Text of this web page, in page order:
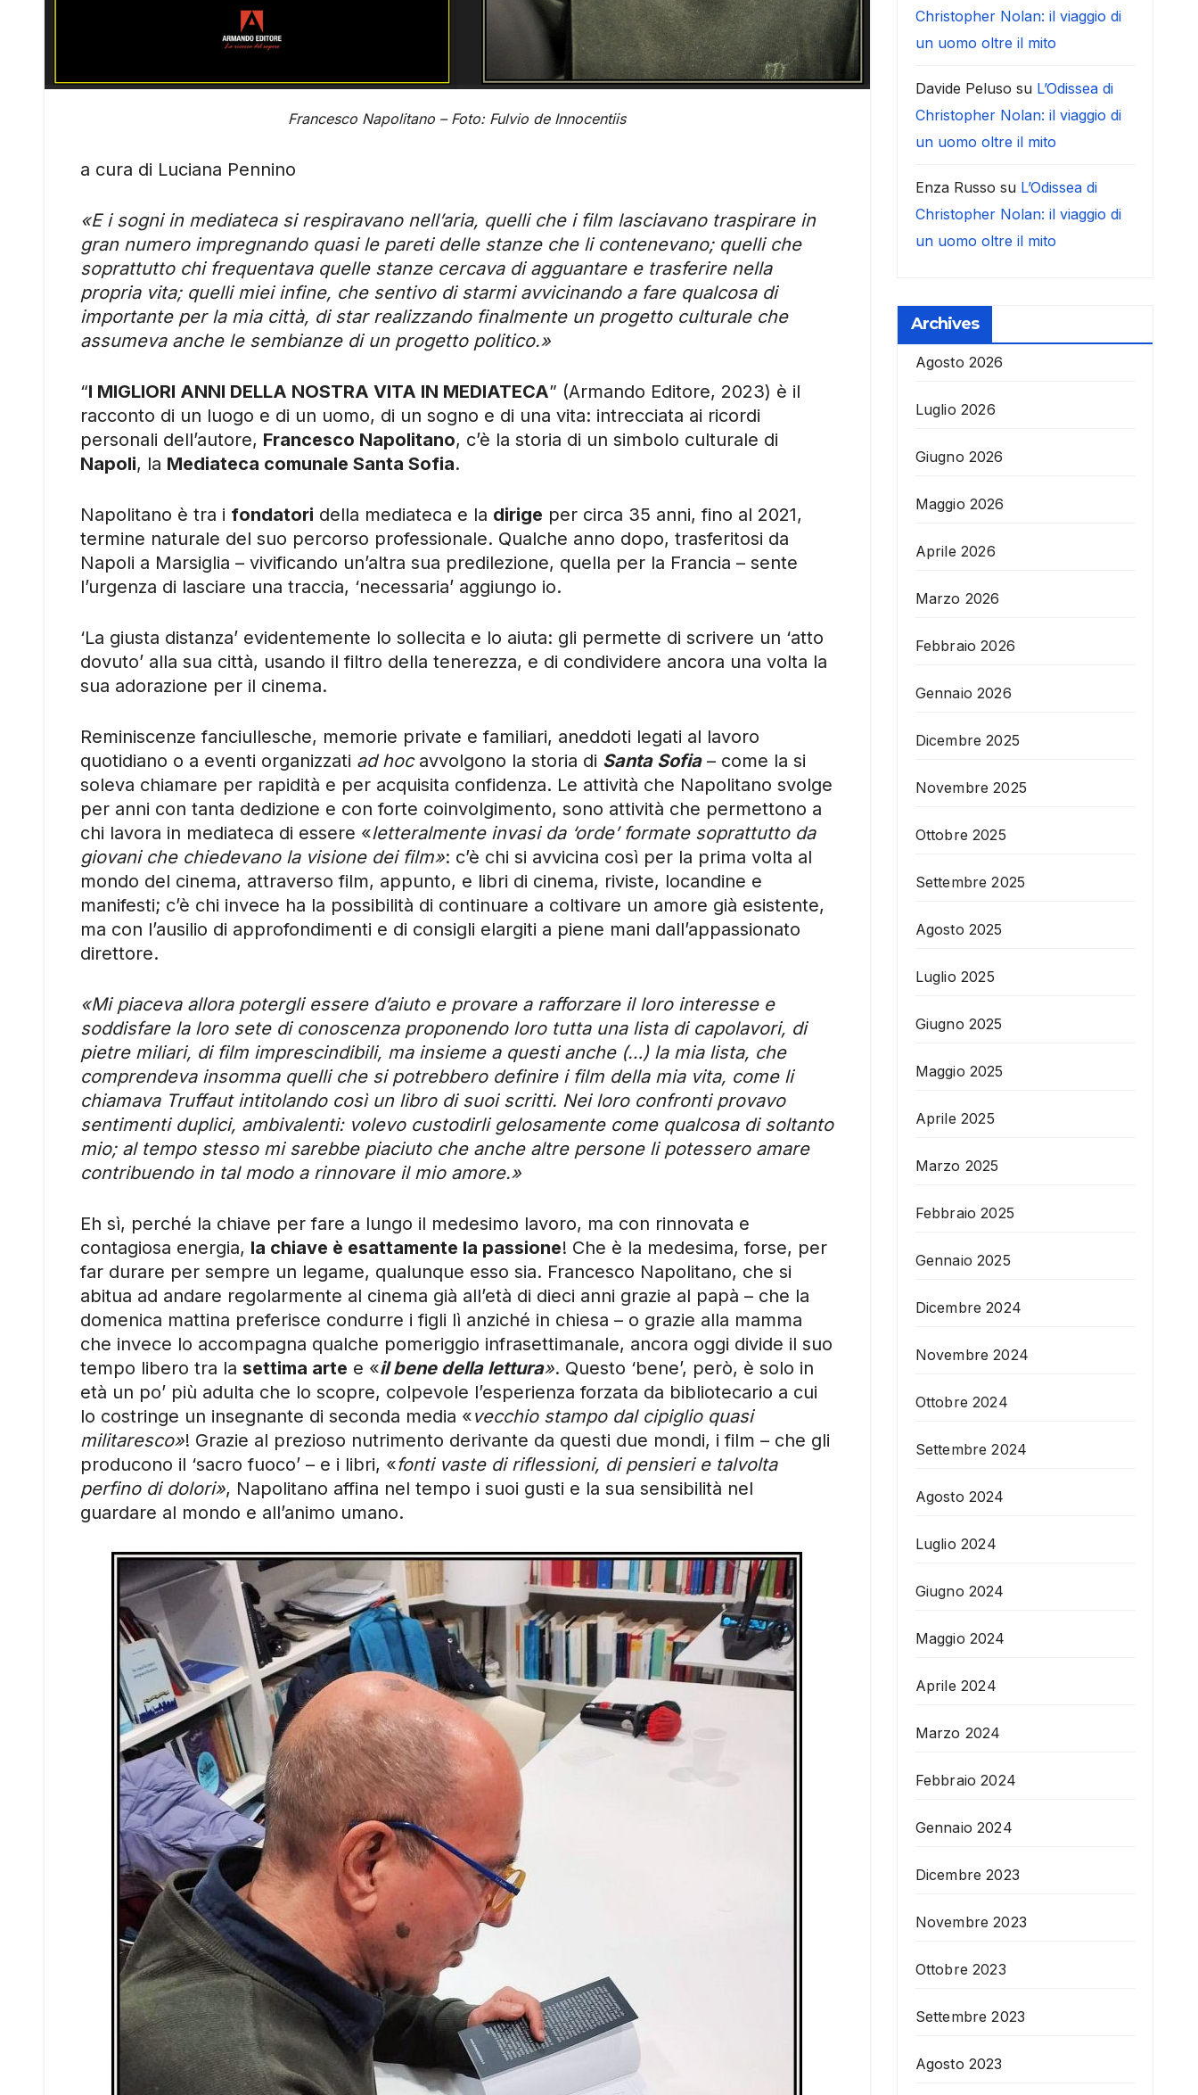
Francesco Napolitano – Foto: Fulvio de Innocentiis
a cura di Luciana Pennino
«E i sogni in mediateca si respiravano nell’aria, quelli che i film lasciavano traspirare in
gran numero impregnando quasi le pareti delle stanze che li contenevano; quelli che
soprattutto chi frequentava quelle stanze cercava di agguantare e trasferire nella
propria vita; quelli miei infine, che sentivo di starmi avvicinando a fare qualcosa di
importante per la mia città, di star realizzando finalmente un progetto culturale che
assumeva anche le sembianze di un progetto politico.»
“I MIGLIORI ANNI DELLA NOSTRA VITA IN MEDIATECA” (Armando Editore, 2023) è il
racconto di un luogo e di un uomo, di un sogno e di una vita: intrecciata ai ricordi
personali dell’autore, Francesco Napolitano, c’è la storia di un simbolo culturale di
Napoli, la Mediateca comunale Santa Sofia.
Napolitano è tra i fondatori della mediateca e la dirige per circa 35 anni, fino al 2021,
termine naturale del suo percorso professionale. Qualche anno dopo, trasferitosi da
Napoli a Marsiglia – vivificando un’altra sua predilezione, quella per la Francia – sente
l’urgenza di lasciare una traccia, ‘necessaria’ aggiungo io.
‘La giusta distanza’ evidentemente lo sollecita e lo aiuta: gli permette di scrivere un ‘atto
dovuto’ alla sua città, usando il filtro della tenerezza, e di condividere ancora una volta la
sua adorazione per il cinema.
Reminiscenze fanciullesche, memorie private e familiari, aneddoti legati al lavoro
quotidiano o a eventi organizzati ad hocavvolgono la storia di Santa Sofia– come la si
soleva chiamare per rapidità e per acquisita confidenza. Le attività che Napolitano svolge
per anni con tanta dedizione e con forte coinvolgimento, sono attività che permettono a
chi lavora in mediateca di essere «letteralmente invasi da ‘orde’ formate soprattutto da
giovani che chiedevano la visione dei film»: c’è chi si avvicina così per la prima volta al
mondo del cinema, attraverso film, appunto, e libri di cinema, riviste, locandine e
manifesti; c’è chi invece ha la possibilità di continuare a coltivare un amore già esistente,
ma con l’ausilio di approfondimenti e di consigli elargiti a piene mani dall’appassionato
direttore.
«Mi piaceva allora potergli essere d’aiuto e provare a rafforzare il loro interesse e
soddisfare la loro sete di conoscenza proponendo loro tutta una lista di capolavori, di
pietre miliari, di film imprescindibili, ma insieme a questi anche (…) la mia lista, che
comprendeva insomma quelli che si potrebbero definire i film della mia vita, come li
chiamava Truffaut intitolando così un libro di suoi scritti. Nei loro confronti provavo
sentimenti duplici, ambivalenti: volevo custodirli gelosamente come qualcosa di soltanto
mio; al tempo stesso mi sarebbe piaciuto che anche altre persone li potessero amare
contribuendo in tal modo a rinnovare il mio amore.»
Eh sì, perché la chiave per fare a lungo il medesimo lavoro, ma con rinnovata e
contagiosa energia, la chiave è esattamente la passione! Che è la medesima, forse, per
far durare per sempre un legame, qualunque esso sia. Francesco Napolitano, che si
abitua ad andare regolarmente al cinema già all’età di dieci anni grazie al papà – che la
domenica mattina preferisce condurre i figli lì anziché in chiesa – o grazie alla mamma
che invece lo accompagna qualche pomeriggio infrasettimanale, ancora oggi divide il suo
tempo libero tra la settima arte e «il bene della lettura». Questo ‘bene’, però, è solo in
età un po’ più adulta che lo scopre, colpevole l’esperienza forzata da bibliotecario a cui
lo costringe un insegnante di seconda media «vecchio stampo dal cipiglio quasi
militaresco»! Grazie al prezioso nutrimento derivante da questi due mondi, i film – che gli
producono il ‘sacro fuoco’ – e i libri, «fonti vaste di riflessioni, di pensieri e talvolta
perfino di dolori», Napolitano affina nel tempo i suoi gusti e la sua sensibilità nel
guardare al mondo e all’animo umano.
Christopher Nolan: il viaggio di
un uomo oltre il mito
Davide Peluso su L’Odissea di
Christopher Nolan: il viaggio di
un uomo oltre il mito
Enza Russo su L’Odissea di
Christopher Nolan: il viaggio di
un uomo oltre il mito
Archives
Agosto 2026
Luglio 2026
Giugno 2026
Maggio 2026
Aprile 2026
Marzo 2026
Febbraio 2026
Gennaio 2026
Dicembre 2025
Novembre 2025
Ottobre 2025
Settembre 2025
Agosto 2025
Luglio 2025
Giugno 2025
Maggio 2025
Aprile 2025
Marzo 2025
Febbraio 2025
Gennaio 2025
Dicembre 2024
Novembre 2024
Ottobre 2024
Settembre 2024
Agosto 2024
Luglio 2024
Giugno 2024
Maggio 2024
Aprile 2024
Marzo 2024
Febbraio 2024
Gennaio 2024
Dicembre 2023
Novembre 2023
Ottobre 2023
Settembre 2023
Agosto 2023